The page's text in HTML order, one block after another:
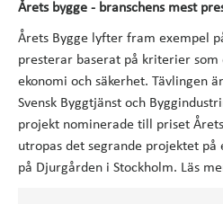
Årets bygge - branschens mest
Årets Bygge lyfter fram exempel
presterar baserat på kriterier som
ekonomi och säkerhet. Tävlingen
Svensk Byggtjänst och
projekt nominerade till priset
utropas det segrande projektet på
på Djurgården i Stockholm. Läs